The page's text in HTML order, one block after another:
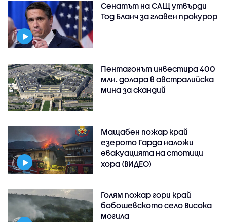
Сенатът на САЩ утвърди
Тод Бланч за главен прокурор
Пентагонът инвестира 400
млн. долара в австралийска
мина за скандий
Мащабен пожар край
езерото Гарда наложи
евакуацията на стотици
хора (ВИДЕО)
Голям пожар гори край
бобошевското село Висока
могила